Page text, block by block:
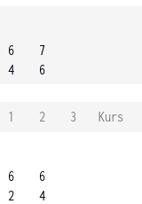
6
4
7
6
1 2 3
Kurs
6
2
6
4